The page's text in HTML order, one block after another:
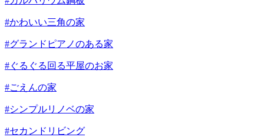
#かわいい三角の家
#グランドピアノのある家
#ぐるぐる回る平屋のお家
#ごえんの家
#シンプルリノベの家
#セカンドリビング